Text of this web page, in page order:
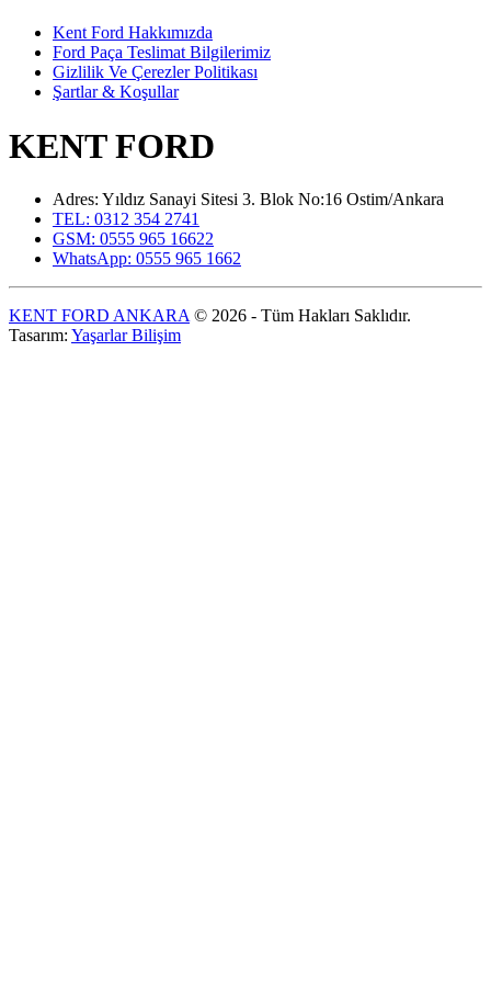
Kent Ford Hakkımızda
Ford Paça Teslimat Bilgilerimiz
Gizlilik Ve Çerezler Politikası
Şartlar & Koşullar
KENT FORD
Adres: Yıldız Sanayi Sitesi 3. Blok No:16 Ostim/Ankara
TEL: 0312 354 2741
GSM: 0555 965 16622
WhatsApp: 0555 965 1662
KENT FORD ANKARA © 2026 - Tüm Hakları Saklıdır.
Tasarım: Yaşarlar Bilişim